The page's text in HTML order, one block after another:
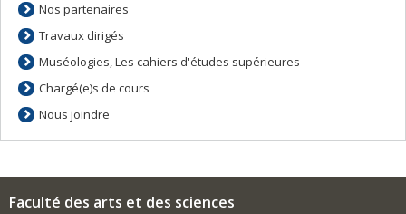
Nos partenaires
Travaux dirigés
Muséologies, Les cahiers d'études supérieures
Chargé(e)s de cours
Nous joindre
Faculté des arts et des sciences